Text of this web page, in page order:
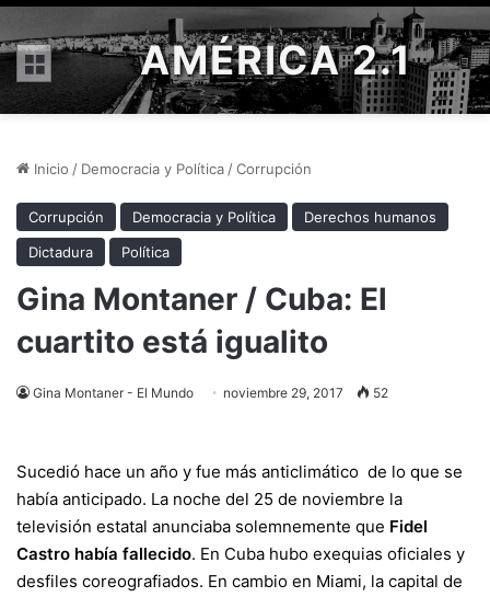
Menú AMÉRICA 2.1
Inicio / Democracia y Política /Corrupción
Corrupción Democracia y Política
Derechos humanos
Dictadura
Política
Gina Montaner / Cuba: El
cuartito está igualito
Gina Montaner - El Mundo noviembre 29, 2017 52
Sucedió hace un año y fue más anticlimático de lo que se
había anticipado. La noche del 25 de noviembre la
televisión estatal anunciaba solemnemente que Fidel
Castro había fallecido. En Cuba hubo exequias oficiales y
desfiles coreografiados. En cambio en Miami, la capital de